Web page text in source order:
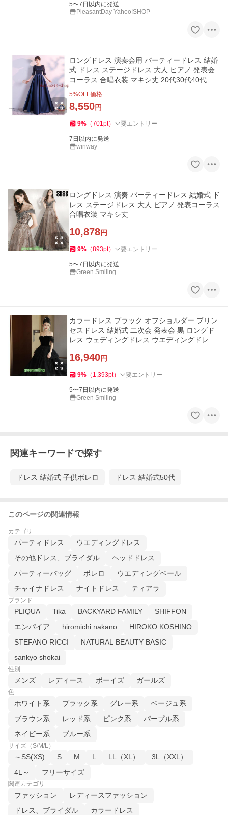
5〜7日以内に発送
PleasantDay Yahoo!SHOP
ロングドレス 演奏会用 パーティードレス 結婚
式 ドレス ステージドレス 大人 ピアノ 発表会
コーラス 合唱衣装 マキシ丈 20代30代40代 大
5%OFF価格
8,550円
9% （701pt） 要エントリー
7日以内に発送
winway
ロングドレス 演奏 パーティードレス 結婚式 ド
レス ステージドレス 大人 ピアノ 発表コーラス
合唱衣装 マキシ丈
10,878円
9% （893pt） 要エントリー
5〜7日以内に発送
Green Smiling
カラードレス ブラック オフショルダー プリン
セスドレス 結婚式 二次会 発表会 黒 ロングド
レス ウェディングドレス ウエディングドレス
16,940円
9% （ 1,393pt） 要エントリー
5〜7日以内に発送
Green Smiling
関連キーワードで探す
ドレス 結婚式 子供ボレロ ドレス 結婚式50代
このページの関連情報
カテゴリ
パーティドレス
ウエディングドレス
その他ドレス、ブライダル
ヘッドドレス
パーティーバッグ
ボレロ
ウエディングベール
チャイナドレス
ナイトドレス ティアラ
ブランド
PLIQUA Tika BACKYARD FAMILY
SHIFFON
エンパイア
hiromichi nakano
HIROKO KOSHINO
STEFANO RICCI
NATURAL BEAUTY BASIC
sankyo shokai
性別
メンズ レディース ボーイズ ガールズ
色
ホワイト系 ブラック系 グレー系
ベージュ系
ブラウン系
レッド系 ピンク系
パープル系
ネイビー系
ブルー系
サイズ（S/M/L）
～SS(XS) S M L LL（XL）
3L（XXL）
4L～
フリーサイズ
関連カテゴリ
ファッション
レディースファッション
ドレス、ブライダル
カラードレス